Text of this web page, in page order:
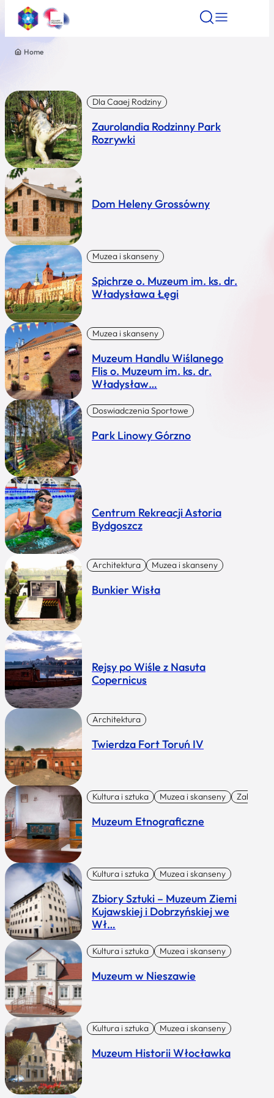
Nazwa atrakcji
Miasto
Kategoria
Home
Dla Caaej Rodziny
Zaurolandia Rodzinny Park
Rozrywki
Dom Heleny Grossówny
Muzea i skanseny
Spichrze o. Muzeum im. ks. dr.
Władysława Łęgi
Muzea i skanseny
Muzeum Handlu Wiślanego
Flis o. Muzeum im. ks. dr.
Władysław…
Doswiadczenia Sportowe
Park Linowy Górzno
Centrum Rekreacji Astoria
Bydgoszcz
Architektura Muzea i skanseny
Bunkier Wisła
Rejsy po Wiśle z Nasuta
Copernicus
Architektura
Twierdza Fort Toruń IV
Kultura i sztuka Muzea i skanseny Zabytki I
Muzeum Etnograficzne
Kultura i sztuka Muzea i skanseny
Zbiory Sztuki – Muzeum Ziemi
Kujawskiej i Dobrzyńskiej we
Wł…
Kultura i sztuka Muzea i skanseny
Muzeum w Nieszawie
Kultura i sztuka Muzea i skanseny
Muzeum Historii Włocławka